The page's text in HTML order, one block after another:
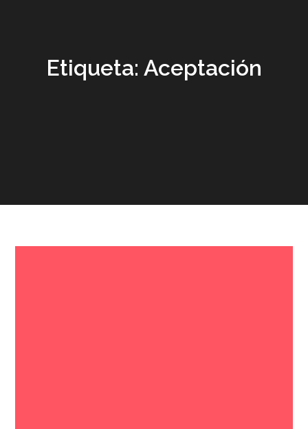
Etiqueta: Aceptación